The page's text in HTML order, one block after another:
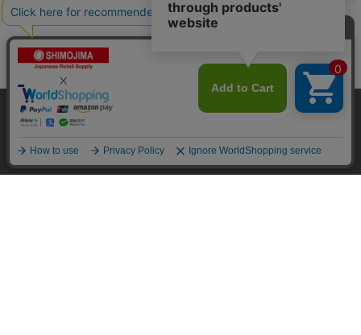
当サイトはクッキー（Cookie）を使用しています。Cookieの使用に同意いた
だける場合は「OK」をクリックしてください。
OK
古藤工業 Monf 工事用布テープ No.8002 50mm×25m
白 1巻（ご注文単位30巻）【直送品】の関連カテゴリ
粘着テープ
布テープ